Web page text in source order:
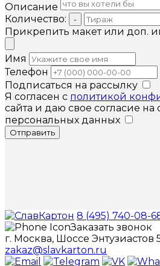
Описание
Количество:
-
Прикрепить макет или доп.
Имя
Телефон
Подписаться на рассылку
Я согласен с политикой
сайта и даю свое согласие на
персональных данных
Отправить
8 (495) 740-08-
Заказать звонок
г. Москва, Шоссе Энтузиастов
zakaz@slavkarton.ru